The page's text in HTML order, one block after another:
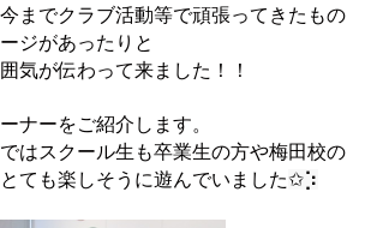
までクラブ活動等で頑張ってきたもの
ジがあったりと
気が伝わって来ました！！
ナーをご紹介します。
はスクール生も卒業生の方や梅田校の
ても楽しそうに遊んでいました✩︎⡱